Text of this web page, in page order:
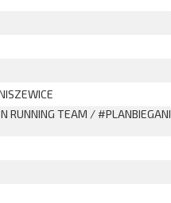
RUNNING TEAM / #PLANBIEGANI